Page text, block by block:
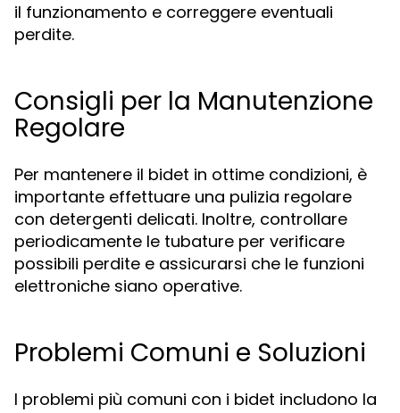
il funzionamento e correggere eventuali
perdite.
Consigli per la Manutenzione
Regolare
Per mantenere il bidet in ottime condizioni, è
importante effettuare una pulizia regolare
con detergenti delicati. Inoltre, controllare
periodicamente le tubature per verificare
possibili perdite e assicurarsi che le funzioni
elettroniche siano operative.
Problemi Comuni e Soluzioni
I problemi più comuni con i bidet includono la